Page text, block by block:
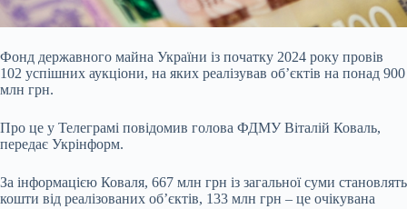
Фонд державного майна України із початку 2024 року провів
102 успішних аукціони, на яких реалізував об’єктів на понад 900
млн грн.
Про це у Телеграмі повідомив голова ФДМУ Віталій Коваль,
передає Укрінформ.
За інформацією Коваля, 667 млн грн із загальної суми становлять
кошти від реалізованих об’єктів, 133 млн грн – це очікувана